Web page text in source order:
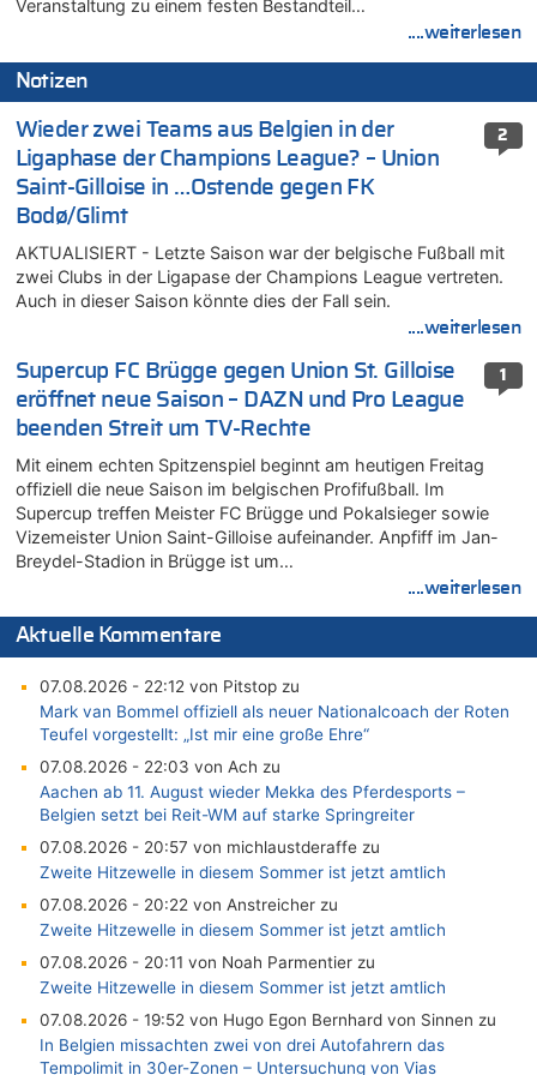
Veranstaltung zu einem festen Bestandteil…
....weiterlesen
Notizen
2
Wieder zwei Teams aus Belgien in der
Ligaphase der Champions League? – Union
Saint-Gilloise in …Ostende gegen FK
Bodø/Glimt
AKTUALISIERT - Letzte Saison war der belgische Fußball mit
zwei Clubs in der Ligapase der Champions League vertreten.
Auch in dieser Saison könnte dies der Fall sein.
....weiterlesen
1
Supercup FC Brügge gegen Union St. Gilloise
eröffnet neue Saison – DAZN und Pro League
beenden Streit um TV-Rechte
Mit einem echten Spitzenspiel beginnt am heutigen Freitag
offiziell die neue Saison im belgischen Profifußball. Im
Supercup treffen Meister FC Brügge und Pokalsieger sowie
Vizemeister Union Saint-Gilloise aufeinander. Anpfiff im Jan-
Breydel-Stadion in Brügge ist um…
....weiterlesen
Aktuelle Kommentare
07.08.2026 - 22:12 von Pitstop zu
Mark van Bommel offiziell als neuer Nationalcoach der Roten
Teufel vorgestellt: „Ist mir eine große Ehre“
07.08.2026 - 22:03 von Ach zu
Aachen ab 11. August wieder Mekka des Pferdesports –
Belgien setzt bei Reit-WM auf starke Springreiter
07.08.2026 - 20:57 von michlaustderaffe zu
Zweite Hitzewelle in diesem Sommer ist jetzt amtlich
07.08.2026 - 20:22 von Anstreicher zu
Zweite Hitzewelle in diesem Sommer ist jetzt amtlich
07.08.2026 - 20:11 von Noah Parmentier zu
Zweite Hitzewelle in diesem Sommer ist jetzt amtlich
07.08.2026 - 19:52 von Hugo Egon Bernhard von Sinnen zu
In Belgien missachten zwei von drei Autofahrern das
Tempolimit in 30er-Zonen – Untersuchung von Vias